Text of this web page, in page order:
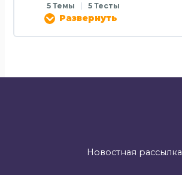
5 Темы 5 Тесты
Развернуть
Новостная рассылка